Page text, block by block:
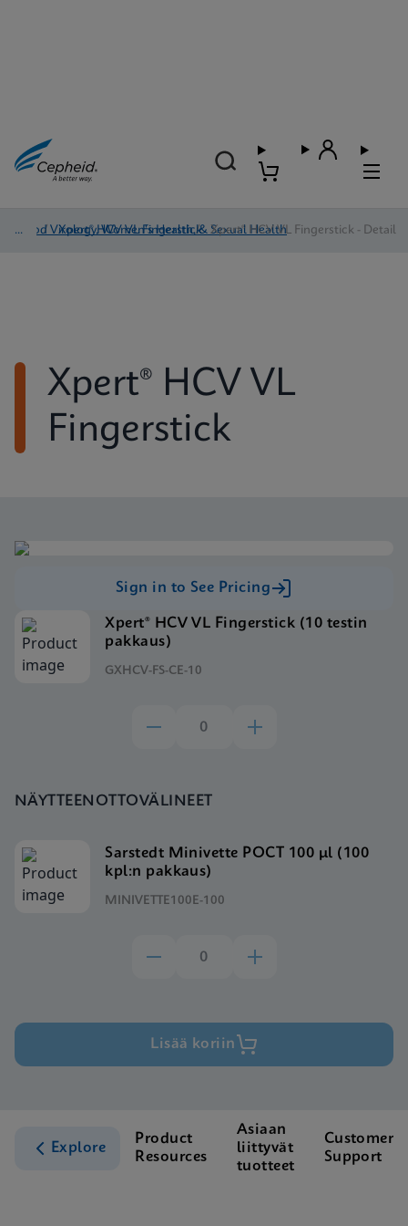
Blood Virology, Women's Health, & Sexual Health
/ Xpert® HCV VL Fingerstick
/ Xpert® HCV VL Fingerstick - Detail
Xpert® HCV VL
Fingerstick
Sign in to See Pricing
Xpert® HCV VL Fingerstick (10 testin
pakkaus)
GXHCV-FS-CE-10
NÄYTTEENOTTOVÄLINEET
Sarstedt Minivette POCT 100 μl (100
kpl:n pakkaus)
MINIVETTE100E-100
Lisää koriin
Explore
Product
Resources
Asiaan
liittyvät
tuotteet
Customer
Support